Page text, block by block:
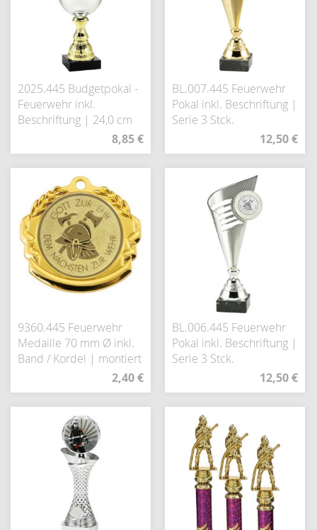
2025.445 Budgetpokal -
Feuerwehr inkl.
Beschriftung | 24,0 cm
8,85 €
BL.007.445 Feuerwehr
Pokal inkl. Beschriftung |
Serie 3 Stck.
12,50 €
9360.445 Feuerwehr
Medaille 70 mm Ø inkl.
Band / Kordel | montiert
2,40 €
BL.006.445 Feuerwehr
Pokal inkl. Beschriftung |
Serie 3 Stck.
12,50 €